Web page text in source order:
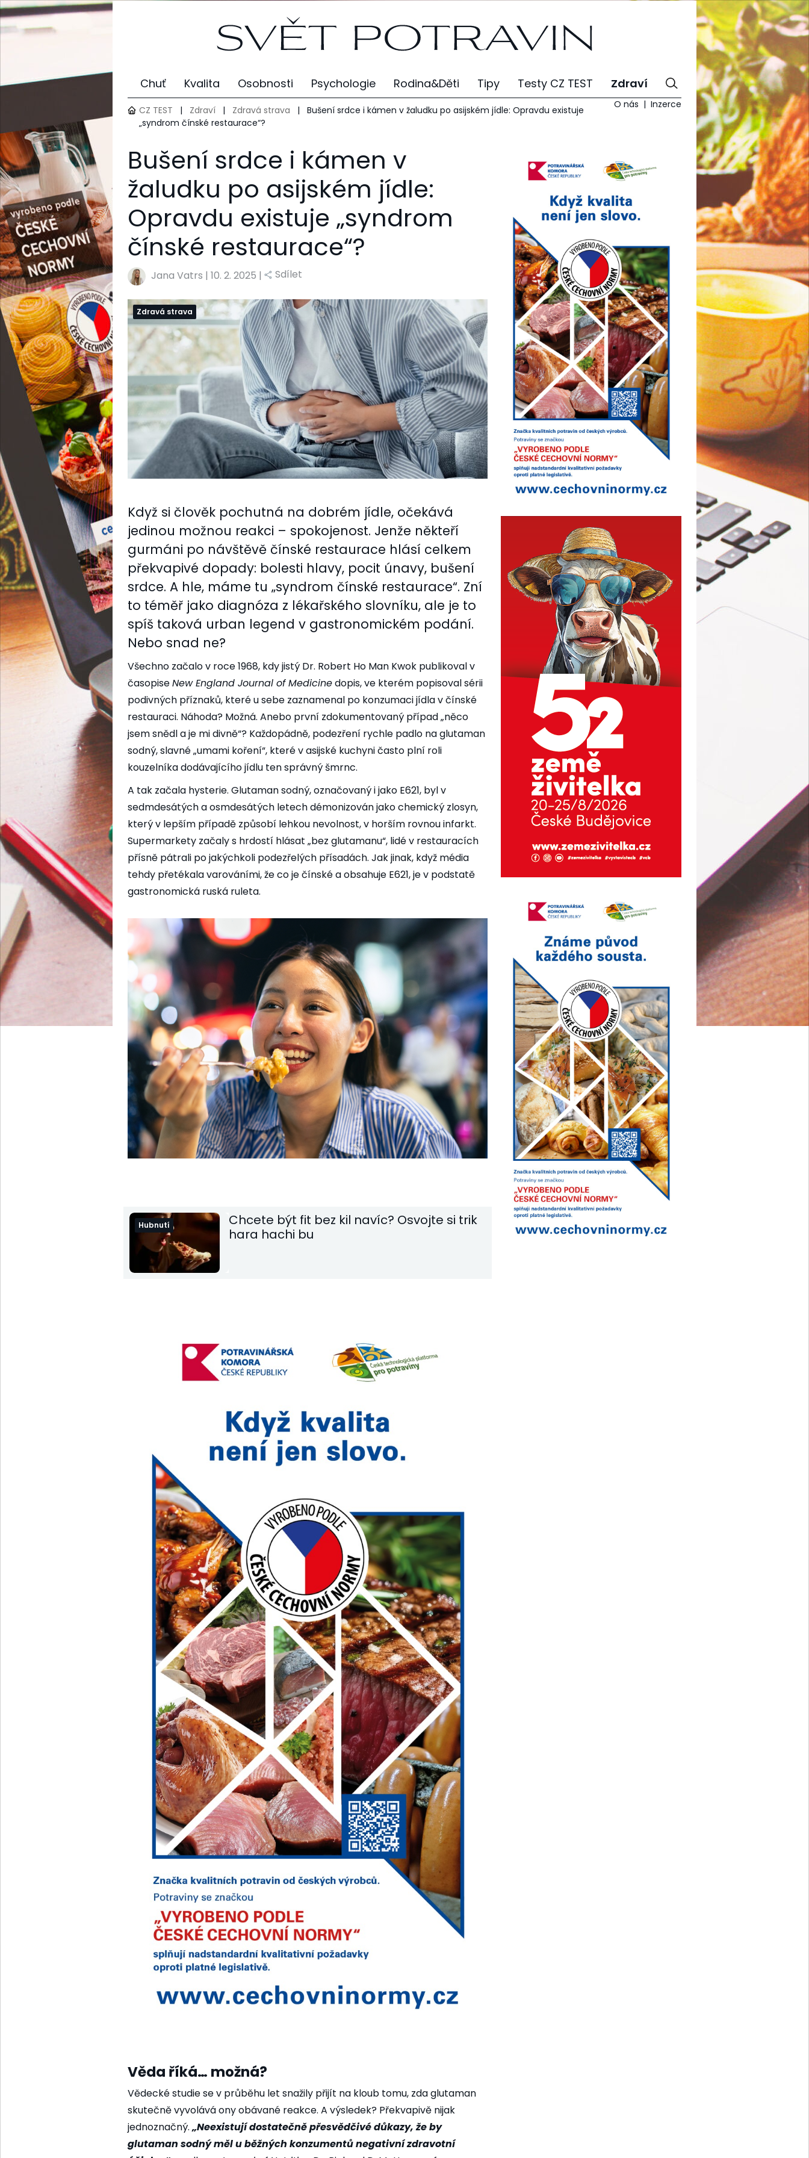
Chuť Kvalita Osobnosti Psychologie Rodina&Děti Tipy Testy CZ TEST Zdraví
CZ TEST | Zdraví | Zdravá strava |
Bušení srdce i kámen v žaludku po asijském jídle: Opravdu existuje
„syndrom čínské restaurace“?
O nás Inzerce
Bušení srdce i kámen v
žaludku po asijském jídle:
Opravdu existuje „syndrom
čínské restaurace“?
Jana Vatrs | 10. 2. 2025 | Sdílet
Zdravá strava
Když si člověk pochutná na dobrém jídle, očekává
jedinou možnou reakci – spokojenost. Jenže někteří
gurmáni po návštěvě čínské restaurace hlásí celkem
překvapivé dopady: bolesti hlavy, pocit únavy, bušení
srdce. A hle, máme tu „syndrom čínské restaurace“. Zní
to téměř jako diagnóza z lékařského slovníku, ale je to
spíš taková urban legend v gastronomickém podání.
Nebo snad ne?
Všechno začalo v roce 1968, kdy jistý Dr. Robert Ho Man Kwok publikoval v
časopiseNew England Journal of Medicinedopis, ve kterém popisoval sérii
podivných příznaků, které u sebe zaznamenal po konzumaci jídla v čínské
restauraci. Náhoda? Možná. Anebo první zdokumentovaný případ „něco
jsem snědl a je mi divně“? Každopádně, podezření rychle padlo na glutaman
sodný, slavné „umami koření“, které v asijské kuchyni často plní roli
kouzelníka dodávajícího jídlu ten správný šmrnc.
A tak začala hysterie. Glutaman sodný, označovaný i jako E621, byl v
sedmdesátých a osmdesátých letech démonizován jako chemický zlosyn,
který v lepším případě způsobí lehkou nevolnost, v horším rovnou infarkt.
Supermarkety začaly s hrdostí hlásat „bez glutamanu“, lidé v restauracích
přísně pátrali po jakýchkoli podezřelých přísadách. Jak jinak, když média
tehdy přetékala varováními, že co je čínské a obsahuje E621, je v podstatě
gastronomická ruská ruleta.
Hubnutí
Chcete být fit bez kil navíc? Osvojte si trik
hara hachi bu
Věda říká… možná?
Vědecké studie se v průběhu let snažily přijít na kloub tomu, zda glutaman
skutečně vyvolává ony obávané reakce. A výsledek? Překvapivě nijak
jednoznačný. „Neexistují dostatečně přesvědčivé důkazy, že by
glutaman sodný měl u běžných konzumentů negativní zdravotní